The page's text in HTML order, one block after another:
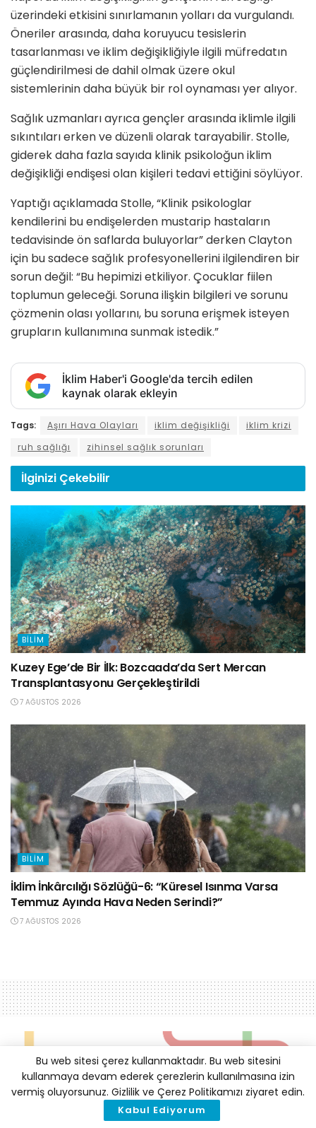
üzerindeki etkisini sınırlamanın yolları da vurgulandı.
Öneriler arasında, daha koruyucu tesislerin
tasarlanması ve iklim değişikliğiyle ilgili müfredatın
güçlendirilmesi de dahil olmak üzere okul
sistemlerinin daha büyük bir rol oynaması yer alıyor.
Sağlık uzmanları ayrıca gençler arasında iklimle ilgili
sıkıntıları erken ve düzenli olarak tarayabilir. Stolle,
giderek daha fazla sayıda klinik psikoloğun iklim
değişikliği endişesi olan kişileri tedavi ettiğini söylüyor.
Yaptığı açıklamada Stolle, “Klinik psikologlar
kendilerini bu endişelerden mustarip hastaların
tedavisinde ön saflarda buluyorlar” derken Clayton
için bu sadece sağlık profesyonellerini ilgilendiren bir
sorun değil: “Bu hepimizi etkiliyor. Çocuklar fiilen
toplumun geleceği. Soruna ilişkin bilgileri ve sorunu
çözmenin olası yollarını, bu soruna erişmek isteyen
grupların kullanımına sunmak istedik.”
İklim Haber'i Google'da tercih edilen
kaynak olarak ekleyin
Tags: Aşırı Hava Olayları iklim değişikliği
iklim krizi
ruh sağlığı
zihinsel sağlık sorunları
İlginizi Çekebilir
BILIM
Kuzey Ege’de Bir İlk: Bozcaada’da Sert Mercan
Transplantasyonu Gerçekleştirildi
7 AĞUSTOS 2026
BILIM
İklim İnkârcılığı Sözlüğü-6: “Küresel Isınma Varsa
Temmuz Ayında Hava Neden Serindi?”
7 AĞUSTOS 2026
Bu web sitesi çerez kullanmaktadır. Bu web sitesini
kullanmaya devam ederek çerezlerin kullanılmasına izin
vermiş oluyorsunuz. Gizlilik ve Çerez Politikamızı ziyaret edin.
Kabul Ediyorum